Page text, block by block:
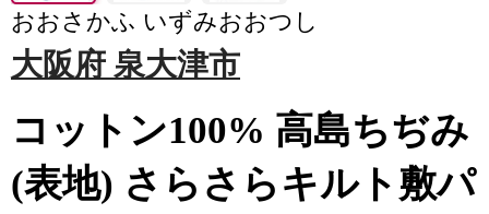
おおさかふ いずみおおつし
大阪府 泉大津市
コットン100% 高島ちぢみ
(表地) さらさらキルト敷パ